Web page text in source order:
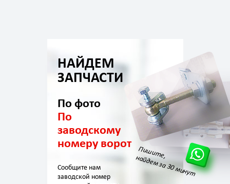
НАЙДЕМ
ЗАПЧАСТИ
По фото
По
заводскому
номеру ворот
Сообщите нам
заводской номер
Пишите,
найдем за 30 минут